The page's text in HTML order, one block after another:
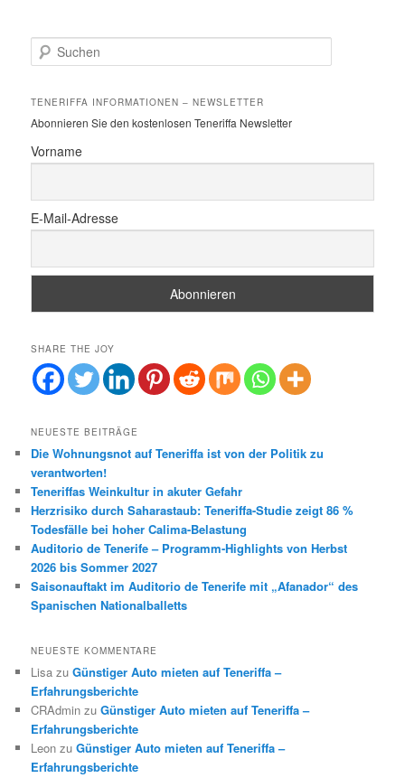
u
h
n
TENERIFFA INFORMATIONEN – NEWSLETTER
Abonnieren Sie den kostenlosen Teneriffa Newsletter
Vorname
E-Mail-Adresse
SHARE THE JOY
NEUESTE BEITRÄGE
Die Wohnungsnot auf Teneriffa ist von der Politik zu
verantworten!
Teneriffas Weinkultur in akuter Gefahr
Herzrisiko durch Saharastaub: Teneriffa-Studie zeigt 86 %
Todesfälle bei hoher Calima-Belastung
Auditorio de Tenerife – Programm-Highlights von Herbst
2026 bis Sommer 2027
Saisonauftakt im Auditorio de Tenerife mit „Afanador“ des
Spanischen Nationalballetts
NEUESTE KOMMENTARE
Lisa zuGünstiger Auto mieten auf Teneriffa –
Erfahrungsberichte
CRAdmin zuGünstiger Auto mieten auf Teneriffa –
Erfahrungsberichte
Leon zuGünstiger Auto mieten auf Teneriffa –
Erfahrungsberichte